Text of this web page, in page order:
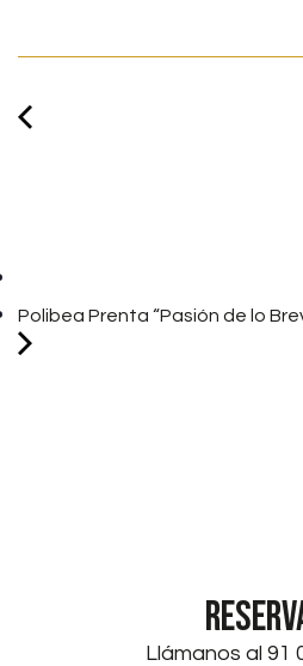
Polibea Prenta “Pasión de lo
Llámanos al 91